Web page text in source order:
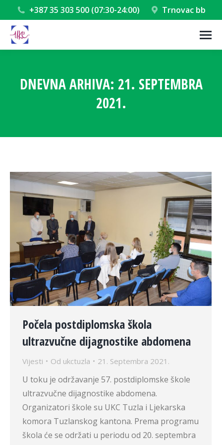
+387 35 303 500 (07:30-24:00) Trnovac bb
DNEVNA ARHIVA: 21. SEPTEMBRA
2021.
Počela postdiplomska škola
ultrazvučne dijagnostike abdomena
Vijesti Od ukctuzla 21. Septembra 2021.
U toku je održavanje 57. postdiplomske škole
ultrazvučne dijagnostike abdomena.
Organizatori škole su UKC Tuzla i Ljekarska
komora Tuzlanskog kantona. Prema programu
škola će se održati u periodu od 20. septembra